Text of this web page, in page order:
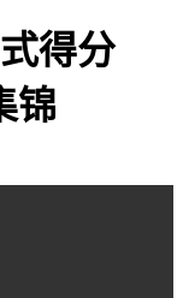
得分
锦